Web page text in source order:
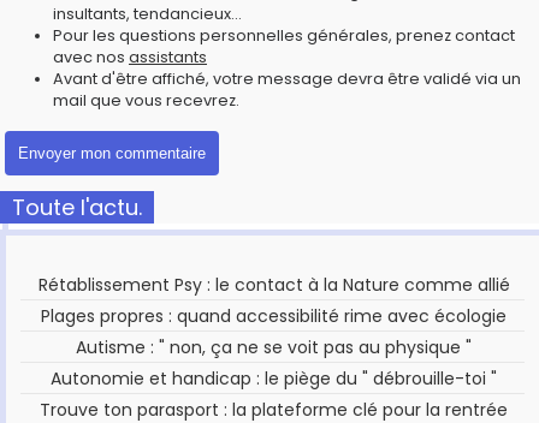
insultants, tendancieux...
Pour les questions personnelles générales, prenez contact
avec nos assistants
Avant d'être affiché, votre message devra être validé via un
mail que vous recevrez.
Toute l'actu.
Rétablissement Psy : le contact à la Nature comme allié
Plages propres : quand accessibilité rime avec écologie
Autisme : " non, ça ne se voit pas au physique "
Autonomie et handicap : le piège du " débrouille-toi "
Trouve ton parasport : la plateforme clé pour la rentrée